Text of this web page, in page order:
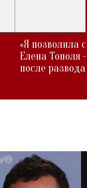
«Я позволила
Елена Тополя
после развода